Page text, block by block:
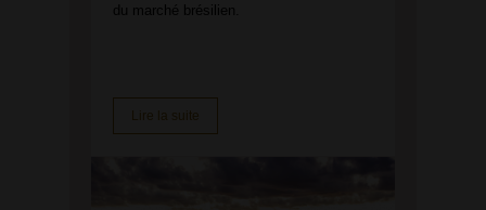
du marché brésilien.
Lire la suite